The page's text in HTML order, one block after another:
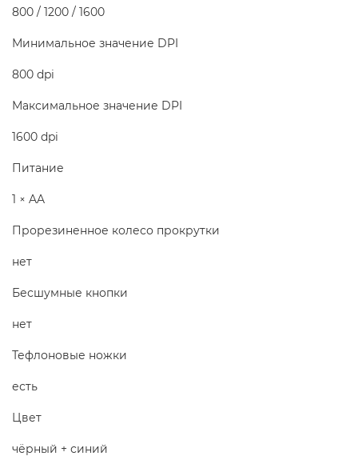
800 / 1200 / 1600
Минимальное значение DPI
800 dpi
Максимальное значение DPI
1600 dpi
Питание
1 × AA
Прорезиненное колесо прокрутки
нет
Бесшумные кнопки
нет
Тефлоновые ножки
есть
Цвет
чёрный + синий